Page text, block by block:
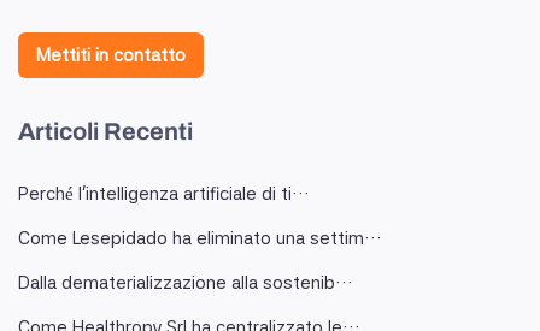
Mettiti in contatto
Articoli Recenti
Perché l'intelligenza artificiale di ti…
Come Lesepidado ha eliminato una settim…
Dalla dematerializzazione alla sostenib…